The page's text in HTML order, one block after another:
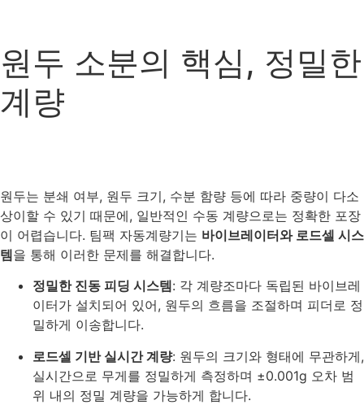
원두 소분의 핵심, 정밀한
계량
원두는 분쇄 여부, 원두 크기, 수분 함량 등에 따라 중량이 다소
상이할 수 있기 때문에, 일반적인 수동 계량으로는 정확한 포장
이 어렵습니다. 팀팩 자동계량기는 바이브레이터와 로드셀 시스
템을 통해 이러한 문제를 해결합니다.
정밀한 진동 피딩 시스템: 각 계량조마다 독립된 바이브레
이터가 설치되어 있어, 원두의 흐름을 조절하며 피더로 정
밀하게 이송합니다.
로드셀 기반 실시간 계량: 원두의 크기와 형태에 무관하게,
실시간으로 무게를 정밀하게 측정하며 ±0.001g 오차 범
위 내의 정밀 계량을 가능하게 합니다.